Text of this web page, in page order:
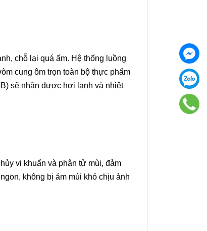
chỗ lại quá ấm. Hệ thống luồng
cung ôm trọn toàn bộ thực phẩm
sẽ nhận được hơi lạnh và nhiệt
vi khuẩn và phân tử mùi, đảm
không bị ám mùi khó chịu ảnh